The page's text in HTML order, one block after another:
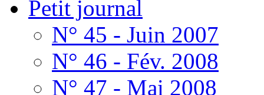
Petit journal
N° 45 - Juin 2007
N° 46 - Fév. 2008
N° 47 - Mai 2008